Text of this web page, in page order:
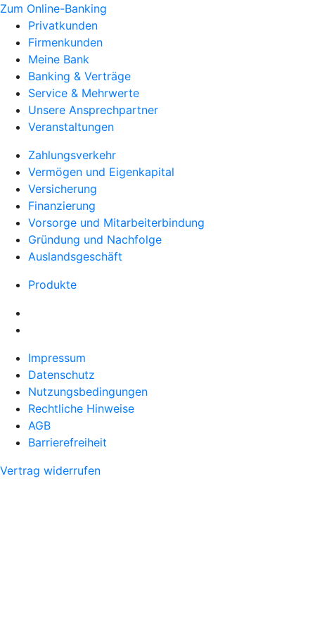
Zum Online-Banking
Privatkunden
Firmenkunden
Meine Bank
Banking & Verträge
Service & Mehrwerte
Unsere Ansprechpartner
Veranstaltungen
Zahlungsverkehr
Vermögen und Eigenkapital
Versicherung
Finanzierung
Vorsorge und Mitarbeiterbindung
Gründung und Nachfolge
Auslandsgeschäft
Produkte
Impressum
Datenschutz
Nutzungsbedingungen
Rechtliche Hinweise
AGB
Barrierefreiheit
Vertrag widerrufen